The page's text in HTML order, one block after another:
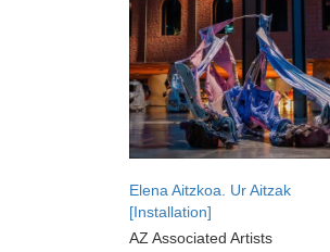
Elena Aitzkoa. Ur Aitzak
[Installation]
AZ Associated Artists